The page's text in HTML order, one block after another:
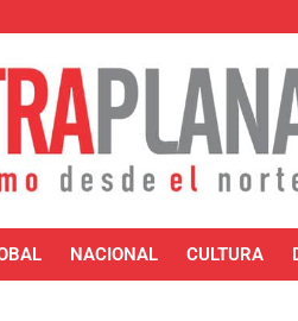
NACIONAL CULTURA